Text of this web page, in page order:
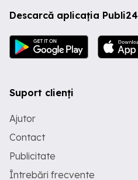
Descarcă aplicația Publi24
Suport clienți
Ajutor
Contact
Publicitate
Întrebări frecvente